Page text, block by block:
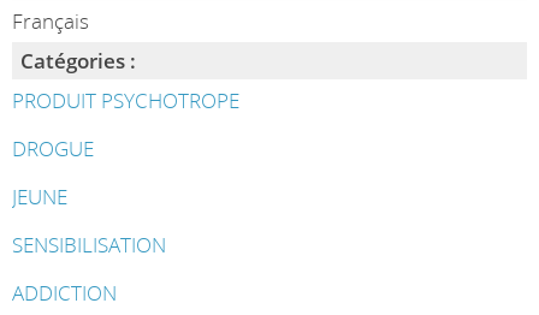
Français
Catégories :
PRODUIT PSYCHOTROPE
DROGUE
JEUNE
SENSIBILISATION
ADDICTION